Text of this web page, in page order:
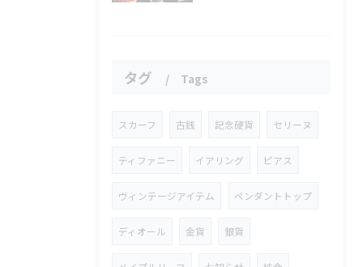
タグ Tags
スカーフ 古銭 記念硬貨 セリーヌ
ティファニー イアリング ピアス
ヴィンテージアイテム ペンダントトップ
ディオール 金貨 銀貨